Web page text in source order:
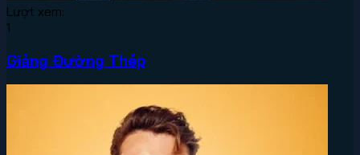
Lượt xem:
1
Giảng Đường Thép